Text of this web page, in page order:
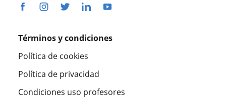
Términos y condiciones
Política de cookies
Política de privacidad
Condiciones uso profesores